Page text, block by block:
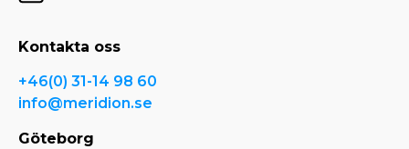
Kontakta oss
+46(0) 31-14 98 60
info@meridion.se
Göteborg